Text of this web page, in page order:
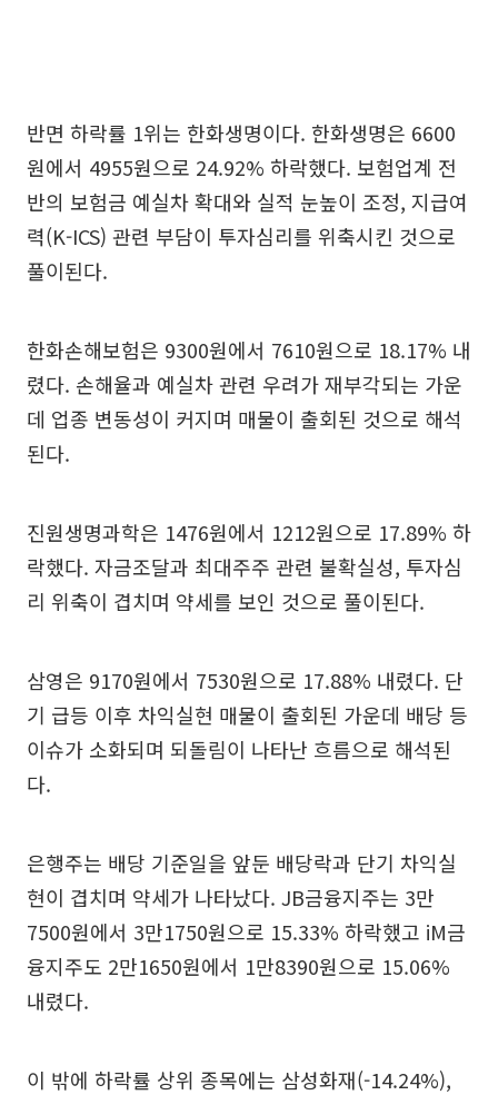
반면 하락률 1위는 한화생명이다. 한화생명은 6600
원에서 4955원으로 24.92% 하락했다. 보험업계 전
반의 보험금 예실차 확대와 실적 눈높이 조정, 지급여
력(K-ICS) 관련 부담이 투자심리를 위축시킨 것으로
풀이된다.
한화손해보험은 9300원에서 7610원으로 18.17% 내
렸다. 손해율과 예실차 관련 우려가 재부각되는 가운
데 업종 변동성이 커지며 매물이 출회된 것으로 해석
된다.
진원생명과학은 1476원에서 1212원으로 17.89% 하
락했다. 자금조달과 최대주주 관련 불확실성, 투자심
리 위축이 겹치며 약세를 보인 것으로 풀이된다.
삼영은 9170원에서 7530원으로 17.88% 내렸다. 단
기 급등 이후 차익실현 매물이 출회된 가운데 배당 등
이슈가 소화되며 되돌림이 나타난 흐름으로 해석된
다.
은행주는 배당 기준일을 앞둔 배당락과 단기 차익실
현이 겹치며 약세가 나타났다. JB금융지주는 3만
7500원에서 3만1750원으로 15.33% 하락했고 iM금
융지주도 2만1650원에서 1만8390원으로 15.06%
내렸다.
이 밖에 하락률 상위 종목에는 삼성화재(-14.24%),